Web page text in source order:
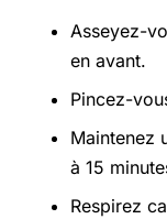
Asseyez-
en avant.
Pincez-
Maintenez
à 15
Respirez